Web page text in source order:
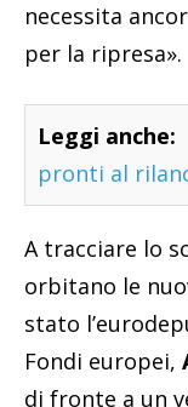
necessita
per la ripresa».
Leggi anche:
pronti al
A tracciare lo
orbitano le
stato
Fondi europei,
di fronte a un